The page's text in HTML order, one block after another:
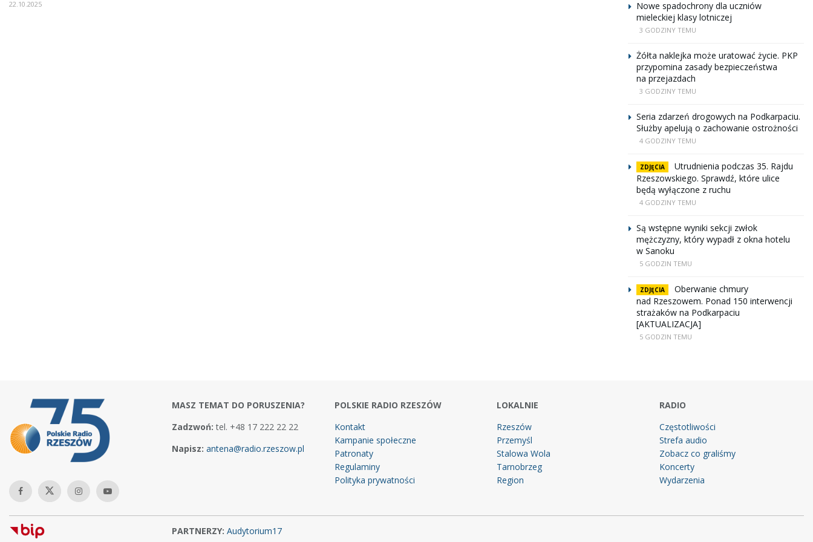
22.10.2025
Nowe spadochrony dla uczniów
mieleckiej klasy lotniczej
3 GODZINY TEMU
Żółta naklejka może uratować życie. PKP
przypomina zasady bezpieczeństwa
na przejazdach
3 GODZINY TEMU
Seria zdarzeń drogowych na Podkarpaciu.
Służby apelują o zachowanie ostrożności
4 GODZINY TEMU
ZDJĘCIA
Utrudnienia podczas 35. Rajdu
Rzeszowskiego. Sprawdź, które ulice
będą wyłączone z ruchu
4 GODZINY TEMU
Są wstępne wyniki sekcji zwłok
mężczyzny, który wypadł z okna hotelu
w Sanoku
5 GODZIN TEMU
ZDJĘCIA
Oberwanie chmury
nad Rzeszowem. Ponad 150 interwencji
strażaków na Podkarpaciu
[AKTUALIZACJA]
5 GODZIN TEMU
MASZ TEMAT DO PORUSZENIA?
Zadzwoń: tel. +48 17 222 22 22
Napisz: antena@radio.rzeszow.pl
POLSKIE RADIO RZESZÓW
Kontakt
Kampanie społeczne
Patronaty
Regulaminy
Polityka prywatności
LOKALNIE
Rzeszów
Przemyśl
Stalowa Wola
Tarnobrzeg
Region
RADIO
Częstotliwości
Strefa audio
Zobacz co graliśmy
Koncerty
Wydarzenia
PARTNERZY: Audytorium17